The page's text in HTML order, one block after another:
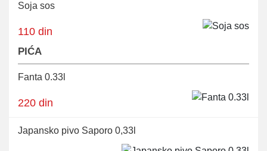
Soja sos
110 din
PIĆA
Fanta 0.33l
220 din
Japansko pivo Saporo 0,33l